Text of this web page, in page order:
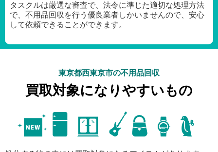
タスクルは厳選な審査で、法令に準じた適切な処理方法
で、不用品回収を行う優良業者しかいませんので、安心
して依頼できることができます。
東京都西東京市の不用品回収
買取対象になりやすいもの